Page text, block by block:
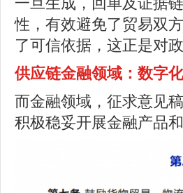
性，有效避免了贸易双
了可信依据，这正是对
供应链金融领域 ： 数字
而金融领域，征求意见
积极稳妥开展金融产品